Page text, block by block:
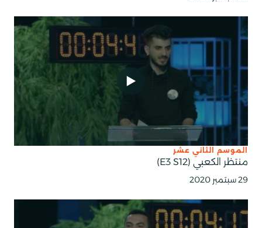
الموسم الثاني عشر
منتظر الكعبي (E3 S12)
29 سبتمبر 2020